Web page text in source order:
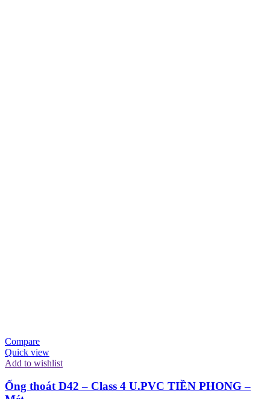
Compare
Quick view
Add to wishlist
Ống thoát D42 – Class 4 U.PVC TIỀN PHONG –